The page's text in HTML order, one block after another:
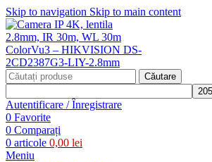
Skip to navigation Skip to main content
Căutare
Autentificare / Înregistrare
0 Favorite
0 Comparați
0 articole 0,00 lei
Meniu